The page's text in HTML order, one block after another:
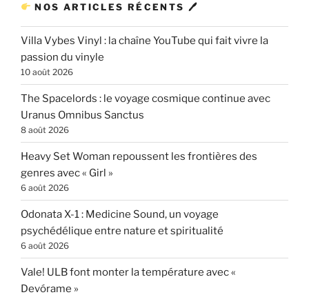
NOS ARTICLES RÉCENTS 🖊
Villa Vybes Vinyl : la chaîne YouTube qui fait vivre la
passion du vinyle
10 août 2026
The Spacelords : le voyage cosmique continue avec
Uranus Omnibus Sanctus
8 août 2026
Heavy Set Woman repoussent les frontières des
genres avec « Girl »
6 août 2026
Odonata X-1 : Medicine Sound, un voyage
psychédélique entre nature et spiritualité
6 août 2026
Vale! ULB font monter la température avec «
Devórame »